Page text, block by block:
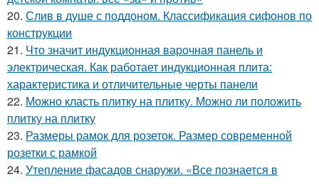
20. Слив в душе с поддоном. Классификация сифонов по
конструкции
21. Что значит индукционная варочная панель и
электрическая. Как работает индукционная плита:
характеристика и отличительные черты панели
22. Можно класть плитку на плитку. Можно ли положить
плитку на плитку
23. Размеры рамок для розеток. Размер современной
розетки с рамкой
24. Утепление фасадов снаружи. «Все познается в